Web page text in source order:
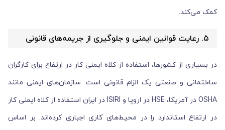
کمک می‌کند.
۵. رعایت قوانین ایمنی و جلوگیری از جریمه‌های قانونی
در بسیاری از کشورها، استفاده از کلاه ایمنی کار در ارتفاع برای کارگران
ساختمانی و صنعتی یک الزام قانونی است. سازمان‌های ایمنی مانند
OSHA در آمریکا، HSE در اروپا و ISIRI در ایران استفاده از کلاه ایمنی کار
در ارتفاع استاندارد را در محیط‌های کاری اجباری کرده‌اند. بر اساس